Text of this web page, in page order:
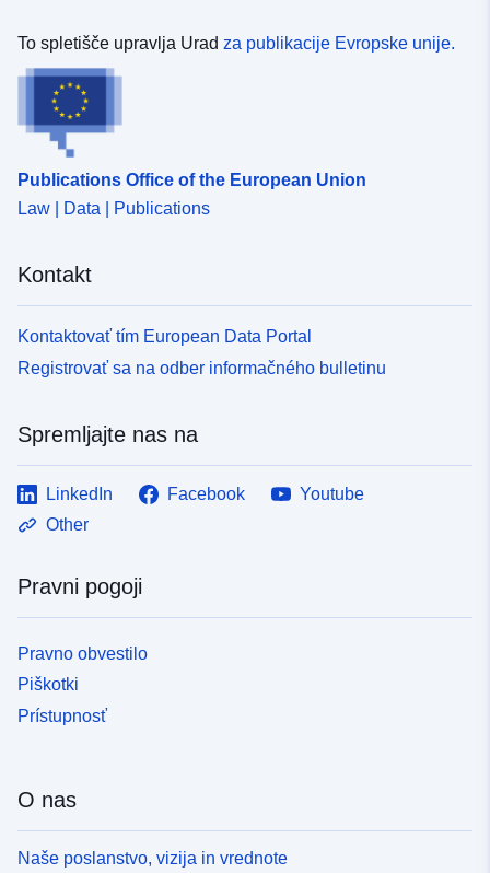
To spletišče upravlja Urad za publikacije Evropske unije.
Publications Office of the European Union
Law | Data | Publications
Kontakt
Kontaktovať tím European Data Portal
Registrovať sa na odber informačného bulletinu
Spremljajte nas na
LinkedIn Facebook
Youtube
Other
Pravni pogoji
Pravno obvestilo
Piškotki
Prístupnosť
O nas
Naše poslanstvo, vizija in vrednote